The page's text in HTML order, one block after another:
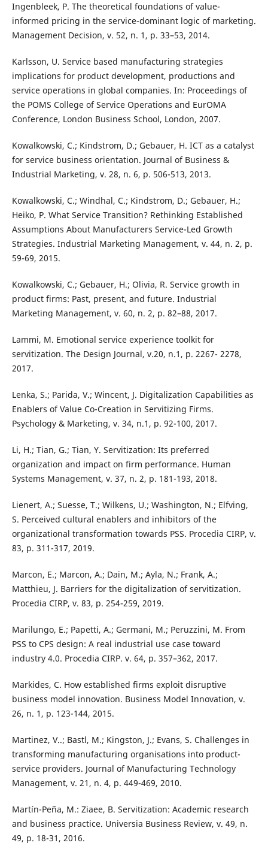
Ingenbleek, P. The theoretical foundations of value-
informed pricing in the service-dominant logic of marketing.
Management Decision, v. 52, n. 1, p. 33–53, 2014.
Karlsson, U. Service based manufacturing strategies
implications for product development, productions and
service operations in global companies. In: Proceedings of
the POMS College of Service Operations and EurOMA
Conference, London Business School, London, 2007.
Kowalkowski, C.; Kindstrom, D.; Gebauer, H. ICT as a catalyst
for service business orientation. Journal of Business &
Industrial Marketing, v. 28, n. 6, p. 506-513, 2013.
Kowalkowski, C.; Windhal, C.; Kindstrom, D.; Gebauer, H.;
Heiko, P. What Service Transition? Rethinking Established
Assumptions About Manufacturers Service-Led Growth
Strategies. Industrial Marketing Management, v. 44, n. 2, p.
59-69, 2015.
Kowalkowski, C.; Gebauer, H.; Olivia, R. Service growth in
product firms: Past, present, and future. Industrial
Marketing Management, v. 60, n. 2, p. 82–88, 2017.
Lammi, M. Emotional service experience toolkit for
servitization. The Design Journal, v.20, n.1, p. 2267- 2278,
2017.
Lenka, S.; Parida, V.; Wincent, J. Digitalization Capabilities as
Enablers of Value Co-Creation in Servitizing Firms.
Psychology & Marketing, v. 34, n.1, p. 92-100, 2017.
Li, H.; Tian, G.; Tian, Y. Servitization: Its preferred
organization and impact on firm performance. Human
Systems Management, v. 37, n. 2, p. 181-193, 2018.
Lienert, A.; Suesse, T.; Wilkens, U.; Washington, N.; Elfving,
S. Perceived cultural enablers and inhibitors of the
organizational transformation towards PSS. Procedia CIRP, v.
83, p. 311-317, 2019.
Marcon, E.; Marcon, A.; Dain, M.; Ayla, N.; Frank, A.;
Matthieu, J. Barriers for the digitalization of servitization.
Procedia CIRP, v. 83, p. 254-259, 2019.
Marilungo, E.; Papetti, A.; Germani, M.; Peruzzini, M. From
PSS to CPS design: A real industrial use case toward
industry 4.0. Procedia CIRP. v. 64, p. 357–362, 2017.
Markides, C. How established firms exploit disruptive
business model innovation. Business Model Innovation, v.
26, n. 1, p. 123-144, 2015.
Martinez, V..; Bastl, M.; Kingston, J.; Evans, S. Challenges in
transforming manufacturing organisations into product-
service providers. Journal of Manufacturing Technology
Management, v. 21, n. 4, p. 449-469, 2010.
Martín-Peña, M.: Ziaee, B. Servitization: Academic research
and business practice. Universia Business Review, v. 49, n.
49, p. 18-31, 2016.